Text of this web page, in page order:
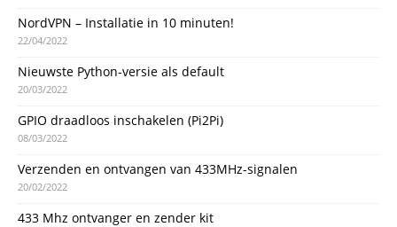
NordVPN – Installatie in 10 minuten!
22/04/2022
Nieuwste Python-versie als default
20/03/2022
GPIO draadloos inschakelen (Pi2Pi)
08/03/2022
Verzenden en ontvangen van 433MHz-signalen
20/02/2022
433 Mhz ontvanger en zender kit